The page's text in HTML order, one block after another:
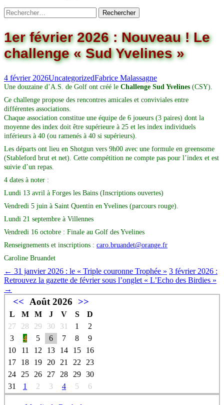
1er février 2026 : Nouveau ! Le
challenge « Sud Yvelines »
4 février 2026UncategorizedFabrice Malassagne
Une douzaine d’A.S. de Golf ont créé le Challenge Sud Yvelines (CSY).
Ce challenge propose des rencontres amicales et conviviales entre
différentes associations.
Chaque association constitue une équipe de 6 joueurs (3 paires) dont la
moyenne des index doit être supérieure à 25 et les index individuels
inférieurs à 40 (ou ramenés à 40 si supérieurs).
Les départs ont lieu en Shotgun vers 9h00 avec une formule en greensome
(Stableford brut et net). Cette compétition ne compte pas pour l’index et est
suivie d’un repas.
4 dates à noter :
Lundi 13 avril à Forges les Bains (Inscriptions ouvertes)
Vendredi 5 juin à Saint Quentin en Yvelines (parcours rouge).
Lundi 21 septembre à Villennes
Vendredi 16 octobre : Finale au Golf des Yvelines
Renseignements et inscriptions : caro.bruandet@orange.fr
Caroline Bruandet
← 31 janvier 2026 : le « Triple couronne Trophée » 3 février 2026 :
Retrouvez la gazette de février sous l’onglet « L’Echo des Birdies »
→
<< Août 2026 >>
L M M J V S
D
27
28 29 30 31 1
2
3
4 5 6 7 8
9
10
11 12 13 14 15
16
17
18 19 20 21 22
23
24
25 26 27 28 29 30
31
1 2 3 4 5 6